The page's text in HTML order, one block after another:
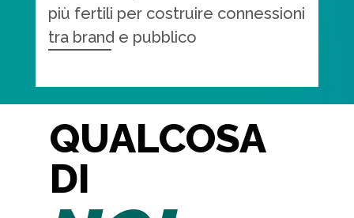
più fertili per costruire connessioni
tra brand e pubblico
QUALCOSA
DI